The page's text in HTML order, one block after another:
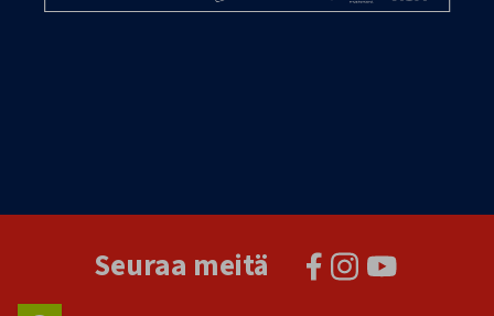
Seuraa meitä